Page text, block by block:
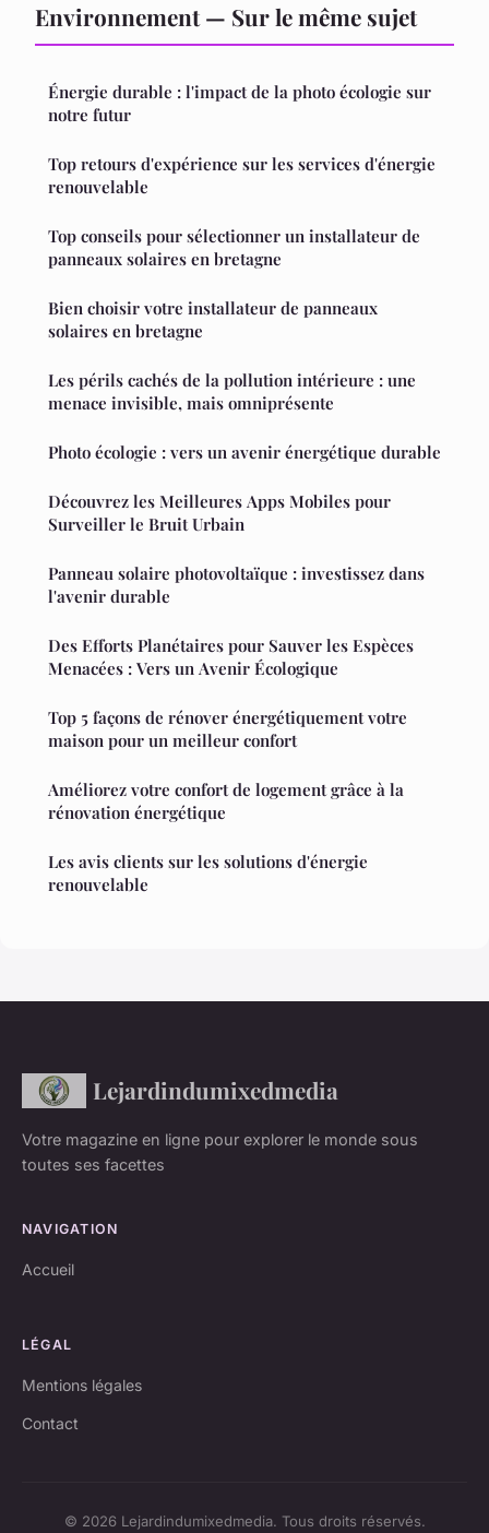
Environnement — Sur le même sujet
Énergie durable : l'impact de la photo écologie sur
notre futur
Top retours d'expérience sur les services d'énergie
renouvelable
Top conseils pour sélectionner un installateur de
panneaux solaires en bretagne
Bien choisir votre installateur de panneaux
solaires en bretagne
Les périls cachés de la pollution intérieure : une
menace invisible, mais omniprésente
Photo écologie : vers un avenir énergétique durable
Découvrez les Meilleures Apps Mobiles pour
Surveiller le Bruit Urbain
Panneau solaire photovoltaïque : investissez dans
l'avenir durable
Des Efforts Planétaires pour Sauver les Espèces
Menacées : Vers un Avenir Écologique
Top 5 façons de rénover énergétiquement votre
maison pour un meilleur confort
Améliorez votre confort de logement grâce à la
rénovation énergétique
Les avis clients sur les solutions d'énergie
renouvelable
Lejardindumixedmedia
Votre magazine en ligne pour explorer le monde sous
toutes ses facettes
NAVIGATION
Accueil
LÉGAL
Mentions légales
Contact
© 2026 Lejardindumixedmedia. Tous droits réservés.